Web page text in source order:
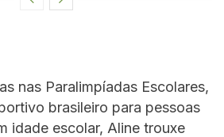
nas Paralimpíadas Escolares,
brasileiro para pessoas
idade escolar, Aline trouxe